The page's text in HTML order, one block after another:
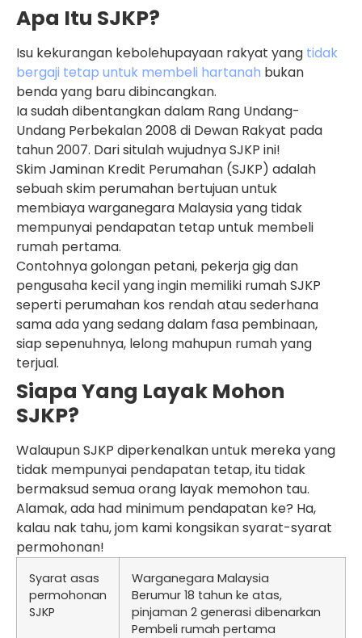
Apa Itu SJKP?
Isu kekurangan kebolehupayaan rakyat yang tidak
bergaji tetap untuk membeli hartanah bukan
benda yang baru dibincangkan.
Ia sudah dibentangkan dalam Rang Undang-
Undang Perbekalan 2008 di Dewan Rakyat pada
tahun 2007. Dari situlah wujudnya SJKP ini!
Skim Jaminan Kredit Perumahan (SJKP) adalah
sebuah skim perumahan bertujuan untuk
membiaya warganegara Malaysia yang tidak
mempunyai pendapatan tetap untuk membeli
rumah pertama.
Contohnya golongan petani, pekerja gig dan
pengusaha kecil yang ingin memiliki rumah SJKP
seperti perumahan kos rendah atau sederhana
sama ada yang sedang dalam fasa pembinaan,
siap sepenuhnya, lelong mahupun rumah yang
terjual.
Siapa Yang Layak Mohon
SJKP?
Walaupun SJKP diperkenalkan untuk mereka yang
tidak mempunyai pendapatan tetap, itu tidak
bermaksud semua orang layak memohon tau.
Alamak, ada had minimum pendapatan ke? Ha,
kalau nak tahu, jom kami kongsikan syarat-syarat
permohonan!
Syarat asas
permohonan
SJKP
Warganegara Malaysia
Berumur 18 tahun ke atas,
pinjaman 2 generasi dibenarkan
Pembeli rumah pertama